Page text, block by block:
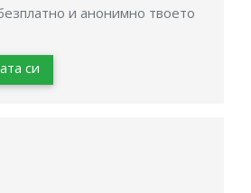
и анонимно твоето
си